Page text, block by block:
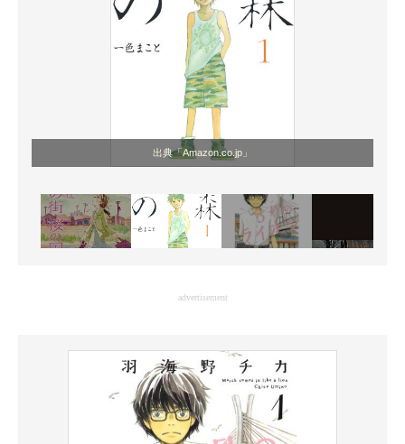
電子設計の基本と応用
エネルギーの専門メディア
ちょっと気になるネットの話題
出典「Amazon.co.jp」
advertisement